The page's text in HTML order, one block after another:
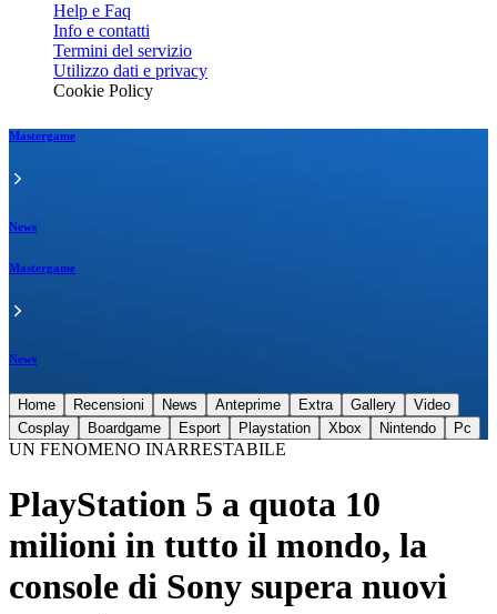
Help e Faq
Info e contatti
Termini del servizio
Utilizzo dati e privacy
Cookie Policy
Mastergame
News
Mastergame
News
Home Recensioni News Anteprime Extra Gallery
Video
Cosplay
Boardgame Esport Playstation Xbox Nintendo Pc
UN FENOMENO INARRESTABILE
PlayStation 5 a quota 10
milioni in tutto il mondo, la
console di Sony supera nuovi